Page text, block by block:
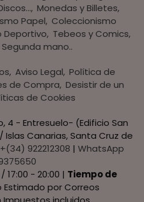
Monedas y Billetes
Papel Coleccionismo
Deportivo Tebeos y Comics
mano..
Aviso Legal Política de
de Compra Desistir de un
de Cookies
4 - Entresuelo- (Edificio San
Canarias, Santa Cruz de
+(34) 922212308 | WhatsApp
17:00 - 20:00 | Tiempo de
Estimado por Correos